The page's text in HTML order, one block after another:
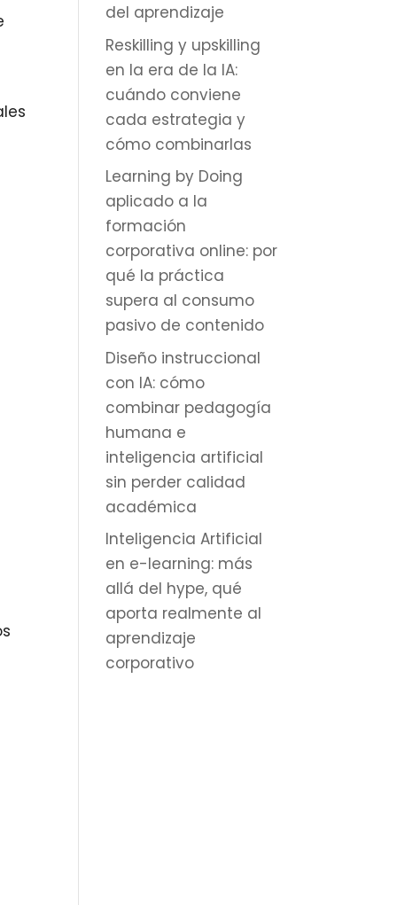
del aprendizaje
Reskilling y upskilling
en la era de la IA:
cuándo conviene
cada estrategia y
cómo combinarlas
Learning by Doing
aplicado a la
formación
corporativa online: por
qué la práctica
supera al consumo
pasivo de contenido
Diseño instruccional
con IA: cómo
combinar pedagogía
humana e
inteligencia artificial
sin perder calidad
académica
Inteligencia Artificial
en e-learning: más
allá del hype, qué
aporta realmente al
aprendizaje
corporativo